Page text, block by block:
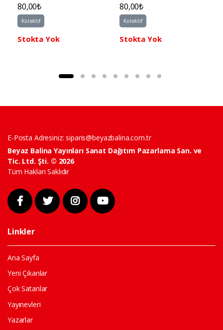
80,00₺
Kolektif
Stokta Yok
80,00₺
Kolektif
Stokta Yok
E-Posta Adresiniz:siparis@beyazbalina.com.tr
Beyaz Balina Yayınları Sanat Dağıtım Pazarlama San. ve
Tic. Ltd. Şti. © 2026
Tüm Hakları Saklıdır
Linkler
Ana Sayfa
Yeni Çıkanlar
Çok Satanlar
Yayınevleri
Yazarlar